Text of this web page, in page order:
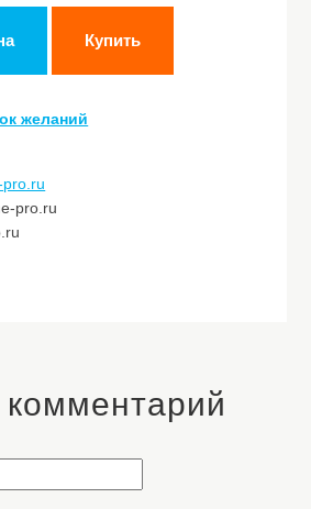
Купить
желаний
pro.ru